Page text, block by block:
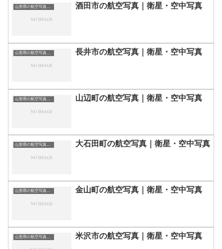
酒田市の航空写真｜衛星・空中写真
長井市の航空写真｜衛星・空中写真
山辺町の航空写真｜衛星・空中写真
山形県の航空写真・空中写真 大石田町の航空写真｜衛星・空中写真
山形県の航空写真・空中写真 金山町の航空写真｜衛星・空中写真
山形県の航空写真・空中写真 米沢市の航空写真｜衛星・空中写真